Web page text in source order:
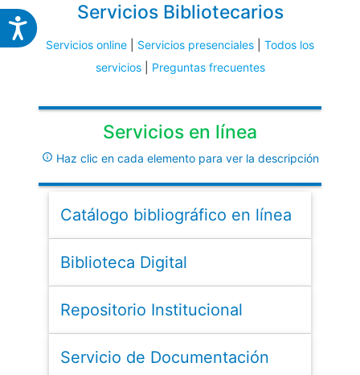
Servicios Bibliotecarios
Servicios online Servicios presenciales
Todos los
servicios| Preguntas frecuentes
Servicios en línea
info_outline Haz clic en cada elemento para ver la descripción
Catálogo bibliográfico en línea
Biblioteca Digital
Repositorio Institucional
Servicio de Documentación